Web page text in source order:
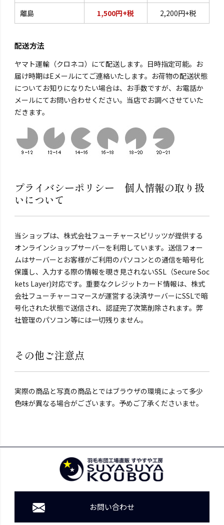
離島 1,500円+税 2,200円+税
配送方法
ヤマト運輸（クロネコ）にて配送します。日時指定可能。お
届け時期はEメールにてご連絡いたします。お荷物の配送状態
についてお知りになりたい場合は、お手数ですが、お電話か
メールにてお問い合わせください。当店でお調べさせていた
だきます。
プライバシーポリシー 個人情報の取り扱
いについて
当ショップは、株式会社フューチャースピリッツが提供する
オンラインショップサーバーを利用しています。送信フォー
ムはサーバーとお客様がご利用のパソコンとの通信を暗号化
保護し、入力する際の情報を覗き見されないSSL（Secure Soc
kets Layer)対応です。重要なクレジットカード情報は、株式
会社フューチャーコマースが運営する決済サーバーにSSLで暗
号化された状態で送信され、認証完了次第削除されます。弊
社管理のパソコン等には一切残りません。
その他ご注意点
実際の商品と写真の商品とではブラウザの環境によって多少
色味が異なる場合がございます。予めご了承くださいませ。
お問い合わせ